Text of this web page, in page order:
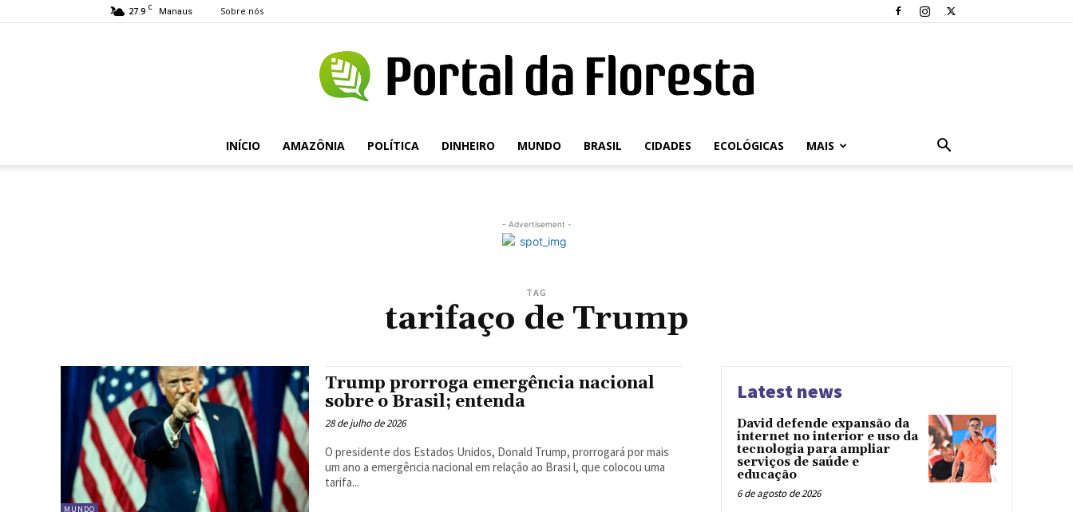
27.9 C Manaus Sobre nós
Portal
INÍCIO AMAZÔNIA POLÍTICA DINHEIRO MUNDO BRASIL CIDADES ECOLÓGICAS MAIS
- Advertisement -
TAG
tarifaço de Trump
MUNDO
Trump prorroga emergência nacional
sobre o Brasil; entenda
28 de julho de 2026
O presidente dos Estados Unidos, Donald Trump, prorrogará por mais
um ano a emergência nacional em relação ao Brasi l, que colocou uma
tarifa...
Latest news
David defende expansão da
internet no interior e uso da
tecnologia para ampliar
serviços de saúde e
educação
6 de agosto de 2026